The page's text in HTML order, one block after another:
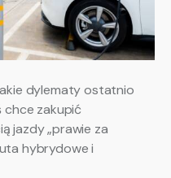
dylematy ostatnio
chce zakupić
jazdy „prawie za
hybrydowe i